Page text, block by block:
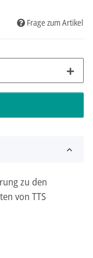
Frage zum Artikel
zu den
von TTS